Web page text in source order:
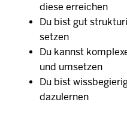
diese erreichen
Du bist gut
setzen
Du kannst
und umsetzen
Du bist
dazulernen